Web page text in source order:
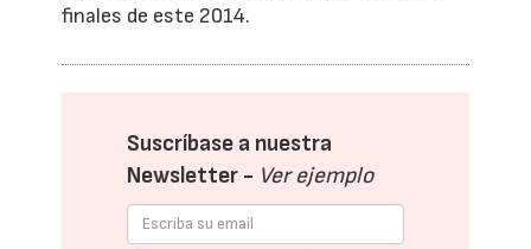
finales de este 2014.
Suscríbase a nuestra
Newsletter - Ver ejemplo